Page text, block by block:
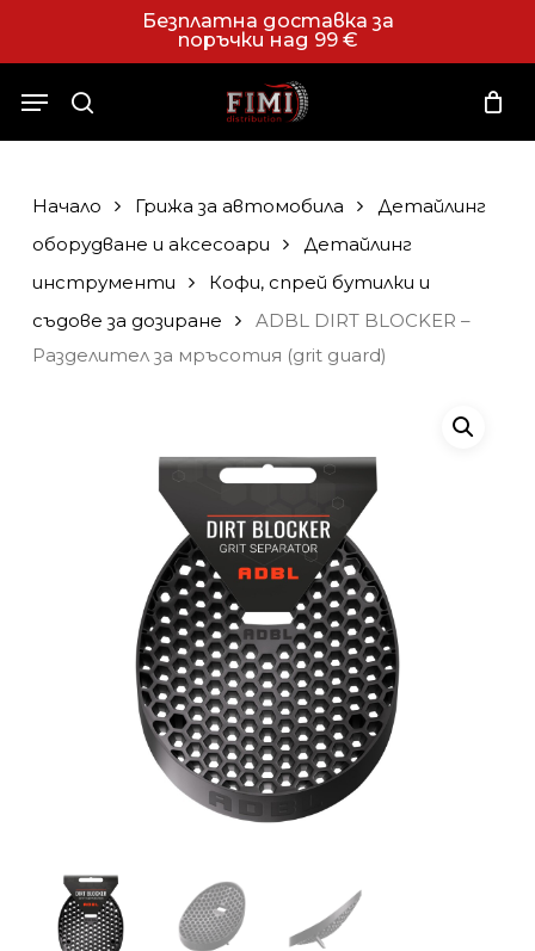
main
content
Безплатна доставка за
поръчки над 99 €
search
Menu
Количка Cart
Начало Грижа за автомобила
Детайлинг
оборудване и аксесоари
Детайлинг
инструменти
Кофи, спрей бутилки и
съдове за дозиране
ADBL DIRT BLOCKER –
Разделител за мръсотия (grit guard)